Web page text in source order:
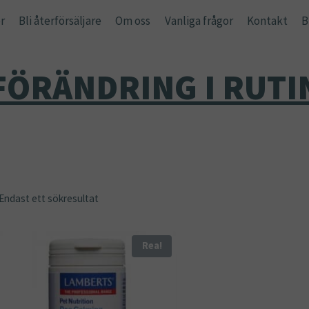
Bli återförsäljare Om oss Vanliga frågor Kontakt
I
Endast ett sökresultat
Rea!